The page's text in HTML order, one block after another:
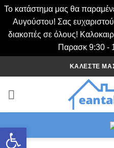
Ανοίξτε τη γραμμή εργαλείων
Το κατάστημα μας θα
Αυγούστου! Σας
διακοπές σε όλους!
Παρασκ 9:30 -
στο
ΚΑΛΈΣΤΕ